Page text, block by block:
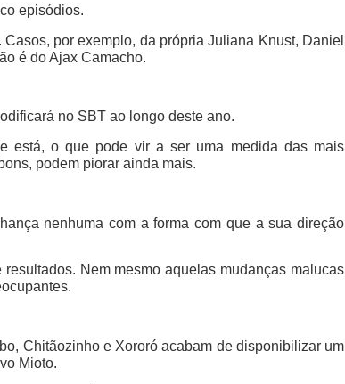
episódios.
por exemplo, da própria Juliana Knust, Daniel
é do Ajax Camacho.
no SBT ao longo deste ano.
está, o que pode vir a ser uma medida das mais
podem piorar ainda mais.
nenhuma com a forma com que a sua direção
Nem mesmo aquelas mudanças malucas
Chitãozinho e Xororó acabam de disponibilizar um
Mioto.